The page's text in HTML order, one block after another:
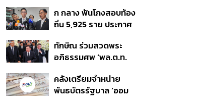
350’ เสริมความมั่นคง
ชายแดน
ก กลาง ฟันโกงสอบท้อง
ถิ่น 5,925 ราย ประกาศ
ราย รอ ป.ป.ช. ขีดเส้นแล้ว
เสร็จ 31 ส.ค.
ทักษิณ ร่วมสวดพระ
อภิธรรมศพ ‘พล.ต.ท.
สิน’ สิริอายุ 103 ปี แกนนำ
เพื่อไทย-บุคคลหลาก
คลังเตรียมจำหน่าย
พันธบัตรรัฐบาล ‘ออม